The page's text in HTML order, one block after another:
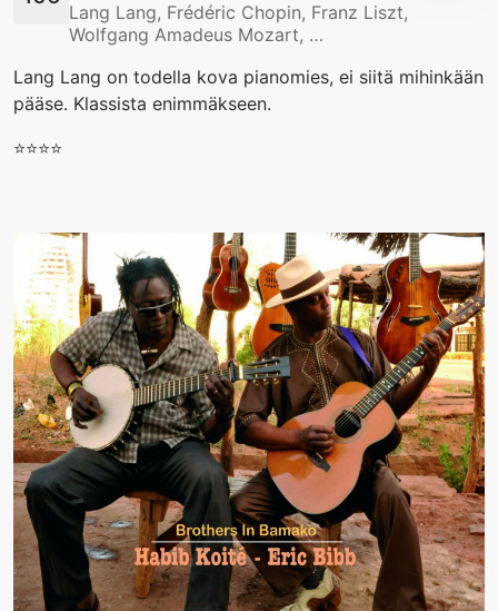
Lang Lang, Frédéric Chopin, Franz Liszt,
Wolfgang Amadeus Mozart, …
Lang Lang on todella kova pianomies, ei siitä mihinkään
pääse. Klassista enimmäkseen.
⭐️⭐️⭐️⭐️